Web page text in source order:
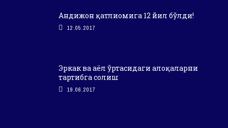
Андижон қатлиомига 12 йил бўлди!
12.05.2017
Эркак ва аёл ўртасидаги алоқаларни
тартибга солиш
19.06.2017